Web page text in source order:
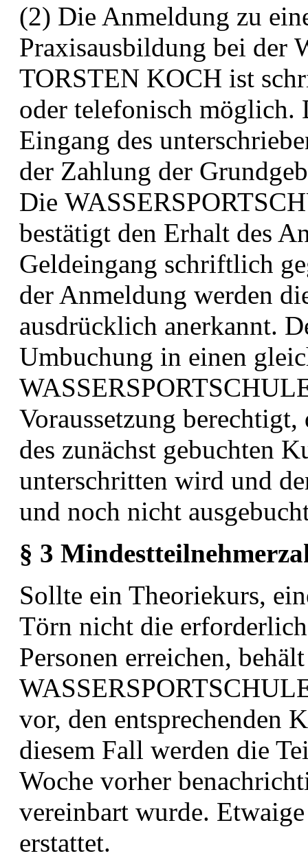
(2) Die Anmeldung zu
Praxisausbildung bei der
TORSTEN KOCH ist
oder telefonisch möglich.
Eingang des
der Zahlung der
Die
bestätigt den Erhalt des
Geldeingang schriftlich
der Anmeldung werden
ausdrücklich anerkannt.
Umbuchung in einen
Voraussetzung
des zunächst gebuchten
unterschritten wird und
und noch nicht
§ 3
Sollte ein Theoriekurs,
Törn nicht die
Personen erreichen,
vor, den entsprechenden
diesem Fall werden die
Woche vorher
vereinbart wurde.
erstattet.